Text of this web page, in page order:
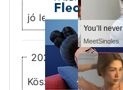
MeetSingles
MeetSingles
jó lesz ez
2022-11-17
Köszönöm a